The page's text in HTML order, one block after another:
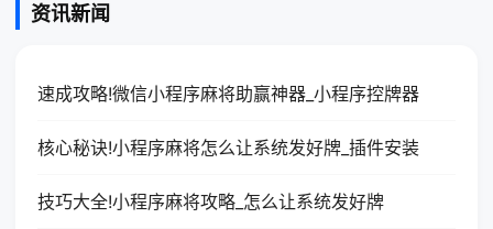
资讯新闻
速成攻略!微信小程序麻将助赢神器_小程序控牌器
核心秘诀!小程序麻将怎么让系统发好牌_插件安装
技巧大全!小程序麻将攻略_怎么让系统发好牌